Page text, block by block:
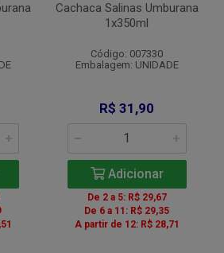
Cachaca Salinas Umburana
1x350ml
Código: 007330
Embalagem: UNIDADE
R$ 31,90
Adicionar
De 2 a 5: R$ 29,67
De 6 a 11: R$ 29,35
A partir de 12: R$ 28,71